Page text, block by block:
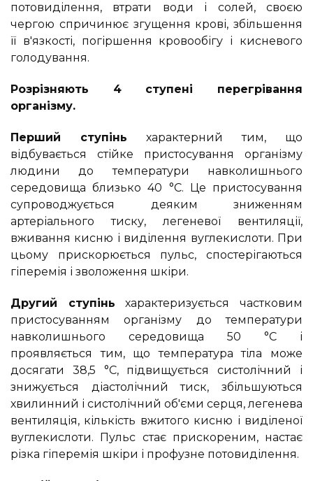
потовиділення, втрати води і солей, своєю
чергою спричинює згущення крові, збільшення
її в'язкості, погіршення кровообігу і кисневого
голодування.
Розрізняють 4 ступені перегрівання
організму.
Перший ступінь характерний тим, що
відбувається стійке пристосування організму
людини до температури навколишнього
середовища близько 40 °С. Це пристосування
супроводжується деяким зниженням
артеріального тиску, легеневої вентиляції,
вживання кисню і виділення вуглекислоти. При
цьому прискорюється пульс, спостерігаються
гіперемія і зволоження шкіри.
Другий ступінь характеризується частковим
пристосуванням організму до температури
навколишнього середовища 50 °С і
проявляється тим, що температура тіла може
досягати 38,5 °С, підвищується систолічний і
знижується діастолічний тиск, збільшуються
хвилинний і систолічний об'єми серця, легенева
вентиляція, кількість вжитого кисню і виділеної
вуглекислоти. Пульс стає прискореним, настає
різка гіперемія шкіри і профузне потовиділення.